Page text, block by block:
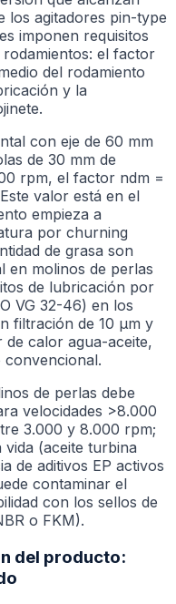
los agitadores pin-type
imponen requisitos
el factor
del rodamiento
y la
con eje de 60 mm
de 30 mm de
rpm, el factor ndm =
valor está en el
empieza a
por churning
de grasa son
en molinos de perlas
de lubricación por
VG 32-46) en los
filtración de 10 μm y
calor agua-aceite,
convencional.
de perlas debe
velocidades >8.000
3.000 y 8.000 rpm;
vida (aceite turbina
de aditivos EP activos
contaminar el
con los sellos de
o FKM).
del producto: